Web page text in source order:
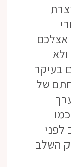
אצלכם
בעיקר
של
לפני
השלב